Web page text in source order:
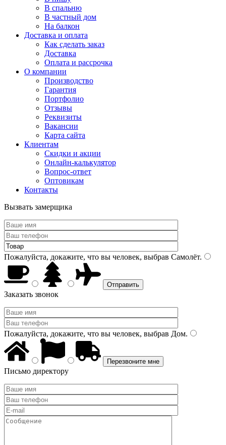
В спальню
В частный дом
На балкон
Доставка и оплата
Как сделать заказ
Доставка
Оплата и рассрочка
О компании
Производство
Гарантия
Портфолио
Отзывы
Реквизиты
Вакансии
Карта сайта
Клиентам
Скидки и акции
Онлайн-калькулятор
Вопрос-ответ
Оптовикам
Контакты
Вызвать замерщика
Пожалуйста, докажите, что вы человек, выбрав Самолёт.
Заказать звонок
Пожалуйста, докажите, что вы человек, выбрав Дом.
Письмо директору